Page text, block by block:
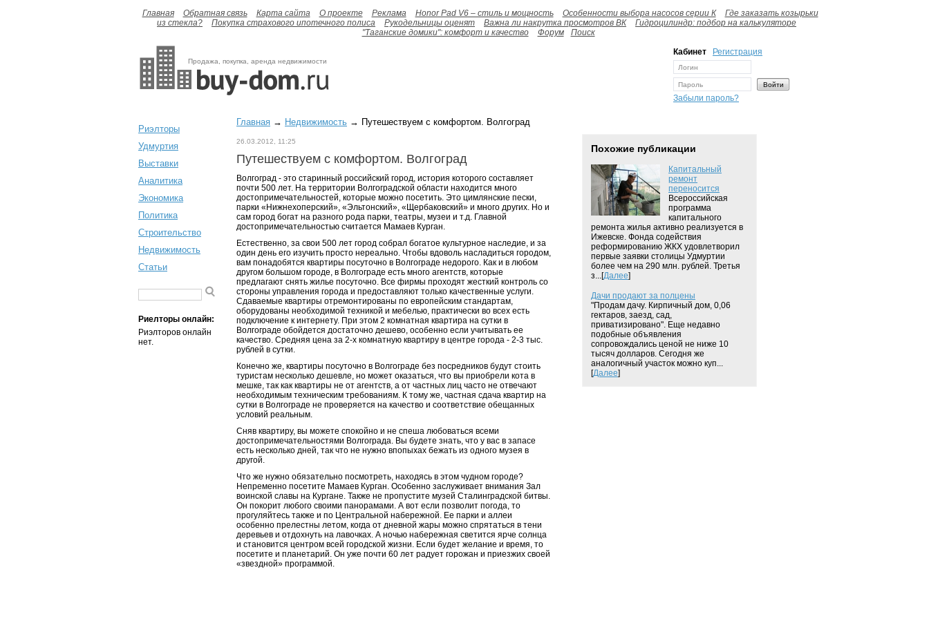
Главная Обратная связь Карта сайта О проекте Реклама Honor Pad V6 – стиль и мощность Особенности выбора насосов серии К
Где заказать козырьки
из стекла?
Покупка страхового ипотечного полиса Рукодельницы оценят Важна ли накрутка просмотров ВК
Гидроцилиндр: подбор на калькуляторе
"Таганские домики": комфорт и качество
Форум Поиск
Продажа, покупка, аренда недвижимости
Кабинет Регистрация
Забыли пароль?
Риэлторы
Удмуртия
Выставки
Аналитика
Экономика
Политика
Строительство
Недвижимость
Статьи
Риелторы онлайн:
Риэлторов онлайн
нет.
Главная → Недвижимость → Путешествуем с комфортом. Волгоград
26.03.2012, 11:25
Путешествуем с комфортом. Волгоград
Волгоград - это старинный российский город, история которого составляет
почти 500 лет. На территории Волгоградской области находится много
достопримечательностей, которые можно посетить. Это цимлянские пески,
парки «Нижнехоперский», «Эльтонский», «Щербаковский» и много других. Но и
сам город богат на разного рода парки, театры, музеи и т.д. Главной
достопримечательностью считается Мамаев Курган.
Естественно, за свои 500 лет город собрал богатое культурное наследие, и за
один день его изучить просто нереально. Чтобы вдоволь насладиться городом,
вам понадобятся квартиры посуточно в Волгограде недорого. Как и в любом
другом большом городе, в Волгограде есть много агентств, которые
предлагают снять жилье посуточно. Все фирмы проходят жесткий контроль со
стороны управления города и предоставляют только качественные услуги.
Сдаваемые квартиры отремонтированы по европейским стандартам,
оборудованы необходимой техникой и мебелью, практически во всех есть
подключение к интернету. При этом 2 комнатная квартира на сутки в
Волгограде обойдется достаточно дешево, особенно если учитывать ее
качество. Средняя цена за 2-х комнатную квартиру в центре города - 2-3 тыс.
рублей в сутки.
Конечно же, квартиры посуточно в Волгограде без посредников будут стоить
туристам несколько дешевле, но может оказаться, что вы приобрели кота в
мешке, так как квартиры не от агентств, а от частных лиц часто не отвечают
необходимым техническим требованиям. К тому же, частная сдача квартир на
сутки в Волгограде не проверяется на качество и соответствие обещанных
условий реальным.
Сняв квартиру, вы можете спокойно и не спеша любоваться всеми
достопримечательностями Волгограда. Вы будете знать, что у вас в запасе
есть несколько дней, так что не нужно впопыхах бежать из одного музея в
другой.
Что же нужно обязательно посмотреть, находясь в этом чудном городе?
Непременно посетите Мамаев Курган. Особенно заслуживает внимания Зал
воинской славы на Кургане. Также не пропустите музей Сталинградской битвы.
Он покорит любого своими панорамами. А вот если позволит погода, то
прогуляйтесь также и по Центральной набережной. Ее парки и аллеи
особенно прелестны летом, когда от дневной жары можно спрятаться в тени
деревьев и отдохнуть на лавочках. А ночью набережная светится ярче солнца
и становится центром всей городской жизни. Если будет желание и время, то
посетите и планетарий. Он уже почти 60 лет радует горожан и приезжих своей
«звездной» программой.
Похожие публикации
Капитальный
ремонт
переносится
Всероссийская
программа
капитального
ремонта жилья активно реализуется в
Ижевске. Фонда содействия
реформированию ЖКХ удовлетворил
первые заявки столицы Удмуртии
более чем на 290 млн. рублей. Третья
з...[Далее]
Дачи продают за полцены
"Продам дачу. Кирпичный дом, 0,06
гектаров, заезд, сад,
приватизировано". Еще недавно
подобные объявления
сопровождались ценой не ниже 10
тысяч долларов. Сегодня же
аналогичный участок можно куп...
[Далее]